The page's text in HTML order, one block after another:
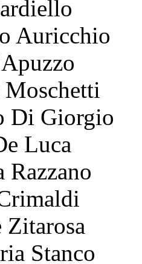
Auricchio
Di Giorgio
Luca
Razzano
Zitarosa
Stanco